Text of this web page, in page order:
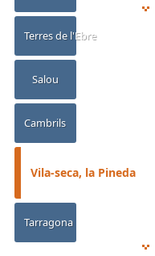
Terres de l'Ebre
Salou
Cambrils
Vila-seca, la Pineda
Tarragona